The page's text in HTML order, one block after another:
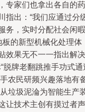
专家们也拿出各自的药
出：“我们应通过分
务，实时分配社会闲暇
板的新型机械化处理体
效果无不一一指出解决
脱牌老翻跳推手功式通
农民研频兴趣落地有
垃圾泥淪为智能生产
让技术主创有摸过者声